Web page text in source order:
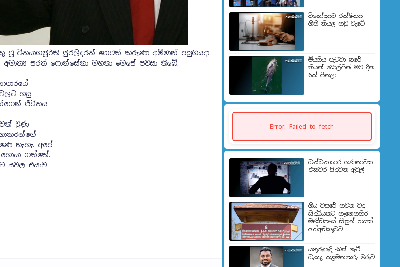
වූ විනයාගමූර්ති මුරලිදරන් හෙවත් කරුණා අම්මාන් පසුගියදා
සරත් ෆොන්සේකා මහතා මෙසේ පවසා තිබේ.
හසු
ජීවිතය
වුණු
නැහැ. අපේ
ගත්තේ.
යවල එයාව
විනෝදයට රක්ෂිතය
ගිනි තියල නඩු වැටේ
මියගිය පැටවා කරේ
තියන් ඩොල්ෆින් මව දින
6ක් පීනලා
Error: Failed to fetch
බන්ධනාගාර ගණනාවක
එකවර සිදවන අවුල්
ගිය වසරේ නවක වද
සිද්ධියකට නැගෙනහිර
මණ්ඩපයේ සිසුන් හයක්
අත්අඩංගුවට
යතුරුපැදි -බස් ගැටී
බැංකු කළමනාකරු මරුට